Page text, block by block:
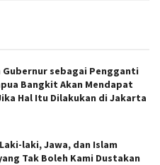
Gubernur sebagai Pengganti
Bangkit Akan Mendapat
Hal Itu Dilakukan di Jakarta
laki, Jawa, dan Islam
Tak Boleh Kami Dustakan